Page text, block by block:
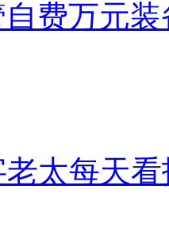
费万元
太每天